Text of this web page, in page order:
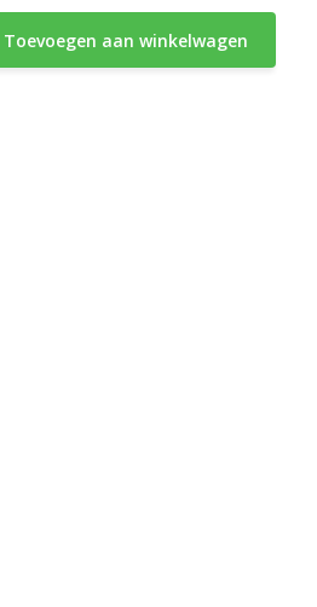
Toevoegen aan winkelwagen